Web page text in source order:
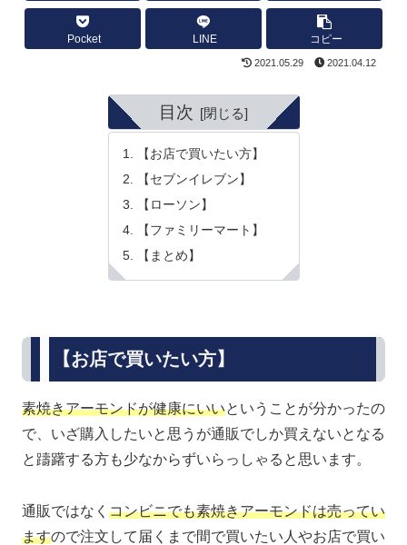
Pocket LINE コピー
2021.05.29 2021.04.12
目次
【お店で買いたい方】
【セブンイレブン】
【ローソン】
【ファミリーマート】
【まとめ】
【お店で買いたい方】
素焼きアーモンドが健康にいいということが分かったの
で、いざ購入したいと思うが通販でしか買えないとなる
と躊躇する方も少なからずいらっしゃると思います。
通販ではなく コンビニでも素焼きアーモンドは売ってい
ますので注文して届くまで間で買いたい人やお店で買い